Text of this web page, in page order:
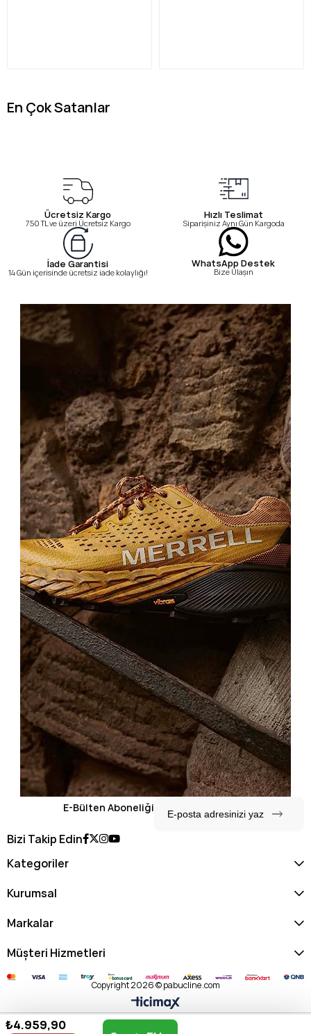
En Çok Satanlar
Ücretsiz Kargo
750 TL ve üzeri Ücretsiz Kargo
Hızlı Teslimat
Siparişiniz Aynı Gün Kargoda
İade Garantisi
14 Gün içerisinde ücretsiz iade kolaylığı!
WhatsApp Destek
Bize Ulaşın
E-Bülten Aboneliği
Bizi Takip Edin
Kategoriler
Kurumsal
Markalar
Müşteri Hizmetleri
Copyright 2026 © pabucline.com
₺4.959,90